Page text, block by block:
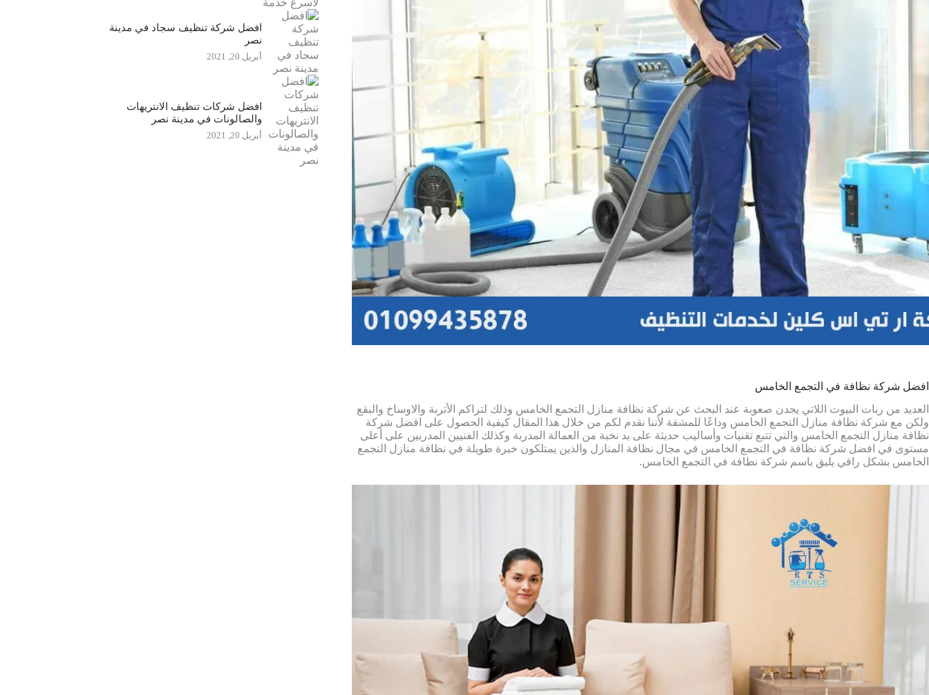
افضل شركة نظافة في التجمع الخامس
العديد من ربات البيوت اللاتي يجدن صعوبة عند البحث عن شركة نظافة منازل التجمع الخامس وذلك لتراكم الأتربة والاوساخ والبقع
ولكن مع شركة نظافة منازل التجمع الخامس وداعًا للمشقة لأننا نقدم لكم من خلال هذا المقال كيفية الحصول على افضل شركة
نظافة منازل التجمع الخامس والتي تتبع تقنيات وأساليب حديثة على يد نخبة من العمالة المدربة وكذلك الفنيين المدربين على أعلى
مستوى في افضل شركة نظافة في التجمع الخامس في مجال نظافة المنازل والذين يمتلكون خبرة طويلة في نظافة منازل التجمع
الخامس بشكل راقي يليق باسم شركة نظافة في التجمع الخامس.
افضل شركة تنظيف سجاد في مدينة
نصر
أبريل 20, 2021
افضل شركات تنظيف الانتريهات
والصالونات في مدينة نصر
أبريل 20, 2021